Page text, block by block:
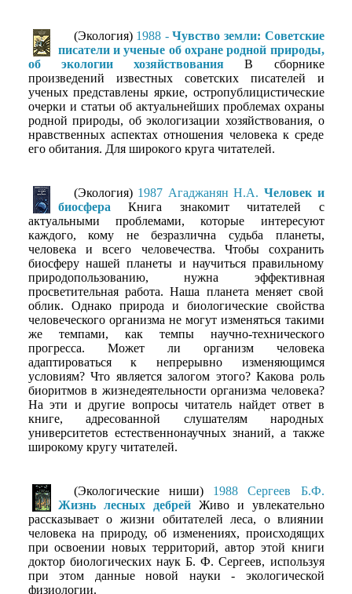
(Экология) 1988 -Чувство земли: Советские
писатели и ученые об охране родной природы,
об экологии хозяйствования В сборнике
произведений известных советских писателей и
ученых представлены яркие, остропублицистические
очерки и статьи об актуальнейших проблемах охраны
родной природы, об экологизации хозяйствования, о
нравственных аспектах отношения человека к среде
его обитания. Для широкого круга читателей.
(Экология) 1987 Агаджанян Н.А. Человек и
биосфера Книга знакомит читателей с
актуальными проблемами, которые интересуют
каждого, кому не безразлична судьба планеты,
человека и всего человечества. Чтобы сохранить
биосферу нашей планеты и научиться правильному
природопользованию, нужна эффективная
просветительная работа. Наша планета меняет свой
облик. Однако природа и биологические свойства
человеческого организма не могут изменяться такими
же темпами, как темпы научно-технического
прогресса. Может ли организм человека
адаптироваться к непрерывно изменяющимся
условиям? Что является залогом этого? Какова роль
биоритмов в жизнедеятельности организма человека?
На эти и другие вопросы читатель найдет ответ в
книге, адресованной слушателям народных
университетов естественнонаучных знаний, а также
широкому кругу читателей.
(Экологические ниши) 1988 Сергеев Б.Ф.
Жизнь лесных дебрейЖиво и увлекательно
рассказывает о жизни обитателей леса, о влиянии
человека на природу, об изменениях, происходящих
при освоении новых территорий, автор этой книги
доктор биологических наук Б. Ф. Сергеев, используя
при этом данные новой науки - экологической
физиологии.